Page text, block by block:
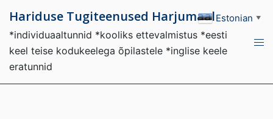
Hariduse Tugiteenused Harjumaal
*individuaaltunnid *kooliks ettevalmistus *eesti
keel teise kodukeelega õpilastele *inglise keele
eratunnid
Estonian ▼